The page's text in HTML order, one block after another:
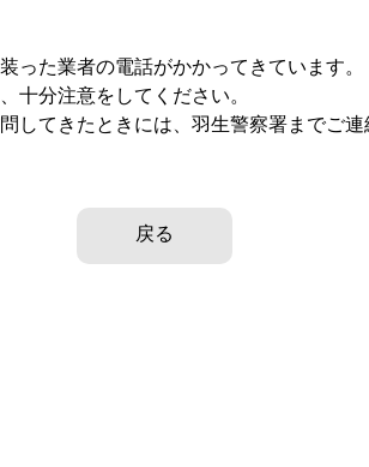
った業者の電話がかかってきています。
十分注意をしてください。
してきたときには、羽生警察署までご連
戻る